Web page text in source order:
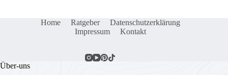
Home Ratgeber
Datenschutzerklärung
Impressum
Kontakt
Über-uns